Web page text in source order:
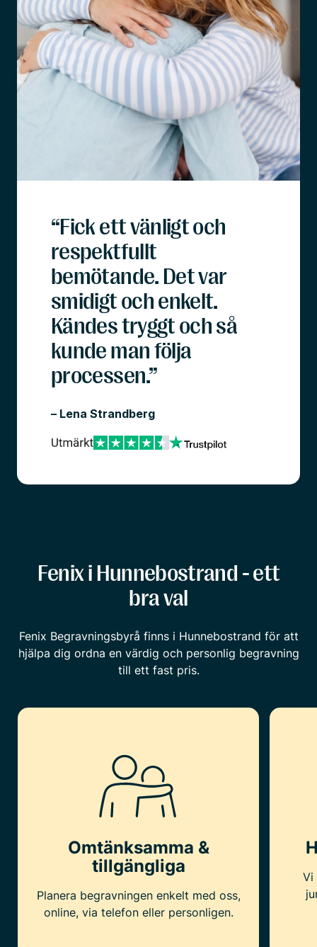
“Fick ett vänligt och
respektfullt
bemötande. Det var
smidigt och enkelt.
Kändes tryggt och så
kunde man följa
processen.”
– Lena Strandberg
Fenix i Hunnebostrand - ett
bra val
Fenix Begravningsbyrå finns i Hunnebostrand för att
hjälpa dig ordna en värdig och personlig begravning
till ett fast pris.
Omtänksamma &
tillgängliga
Planera begravningen enkelt med oss,
online, via telefon eller personligen.
Vi